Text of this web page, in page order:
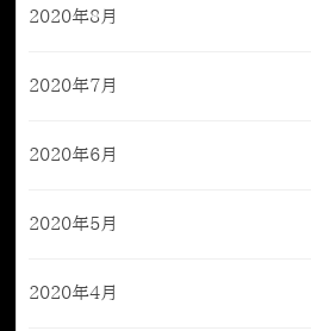
2020年8月
2020年7月
2020年6月
2020年5月
2020年4月